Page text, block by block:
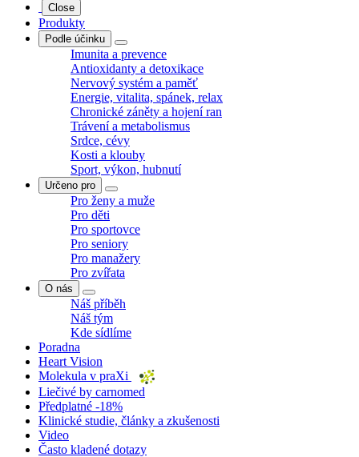
Close
Produkty
Podle účinku
Imunita a prevence
Antioxidanty a detoxikace
Nervový systém a paměť
Energie, vitalita, spánek, relax
Chronické záněty a hojení ran
Trávení a metabolismus
Srdce, cévy
Kosti a klouby
Sport, výkon, hubnutí
Určeno pro
Pro ženy a muže
Pro děti
Pro sportovce
Pro seniory
Pro manažery
Pro zvířata
O nás
Náš příběh
Náš tým
Kde sídlíme
Poradna
Heart Vision
Molekula v praXi
Liečivé by carnomed
Předplatné -18%
Klinické studie, články a zkušenosti
Video
Často kladené dotazy